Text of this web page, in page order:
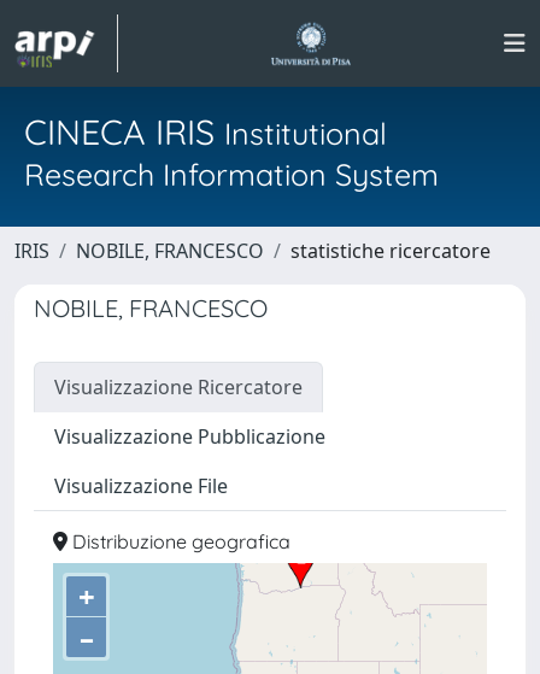
CINECA IRIS Institutional
Research Information System
IRIS NOBILE, FRANCESCO statistiche ricercatore
NOBILE, FRANCESCO
Visualizzazione Ricercatore
Visualizzazione Pubblicazione
Visualizzazione File
Distribuzione geografica
+
–